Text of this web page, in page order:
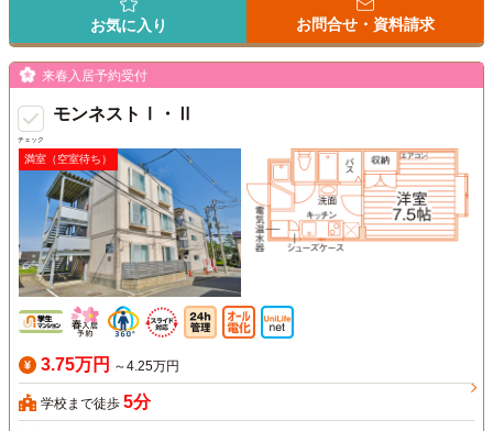
お気に入り お問合せ・資料請求
チェック
来春入居予約受付
モンネストⅠ・Ⅱ
満室（空室待ち）
3.75万円 ～4.25万円
学校まで徒歩 5分